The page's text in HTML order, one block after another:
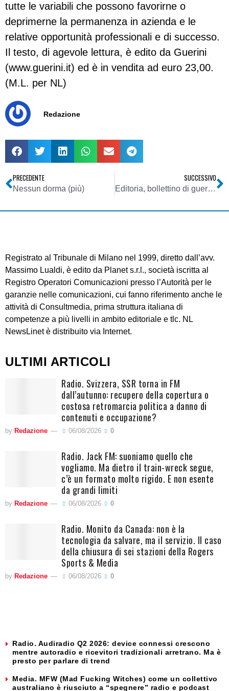
tutte le variabili che possono favorirne o
deprimerne la permanenza in azienda e le
relative opportunità professionali e di successo.
Il testo, di agevole lettura, è edito da Guerini
(www.guerini.it) ed è in vendita ad euro 23,00.
(M.L. per NL)
Redazione
PRECEDENTE
Nessun dorma (più)
SUCCESSIVO
Editoria, bollettino di guerra Osservatorio FCP: a febbraio 2013 calo del 25% sull’anno precedente
Registrato al Tribunale di Milano nel 1999, diretto dall’avv.
Massimo Lualdi, è edito da Planet s.r.l., società iscritta al
Registro Operatori Comunicazioni presso l’Autorità per le
garanzie nelle comunicazioni, cui fanno riferimento anche le
attività di Consultmedia, prima struttura italiana di
competenze a più livelli in ambito editoriale e tlc. NL
NewsLinet è distribuito via Internet.
ULTIMI ARTICOLI
Radio. Svizzera, SSR torna in FM
dall’autunno: recupero della copertura o
costosa retromarcia politica a danno di
contenuti e occupazione?
by Redazione 06/08/2026 0
Radio. Jack FM: suoniamo quello che
vogliamo. Ma dietro il train-wreck segue,
c’è un formato molto rigido. E non esente
da grandi limiti
by Redazione 06/08/2026 0
Radio. Monito da Canada: non è la
tecnologia da salvare, ma il servizio. Il caso
della chiusura di sei stazioni della Rogers
Sports & Media
by Redazione 06/08/2026 0
Radio. Audiradio Q2 2026: device connessi crescono
mentre autoradio e ricevitori tradizionali arretrano. Ma è
presto per parlare di trend
Media. MFW (Mad Fucking Witches) come un collettivo
australiano è riusciuto a “spegnere” radio e podcast